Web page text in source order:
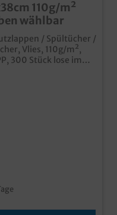
110g/m²
wählbar
/ Spültücher /
Vlies, 110g/m²,
300 Stück lose im
ideal für
und
Wochentagen